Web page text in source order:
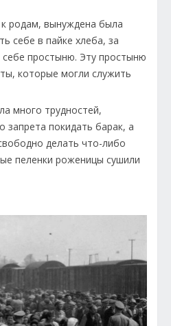
родам, вынуждена была
себе в пайке хлеба, за
простыню. Эту простыню
которые могли служить
много трудностей,
запрета покидать барак, а
делать что-либо
пеленки роженицы сушили